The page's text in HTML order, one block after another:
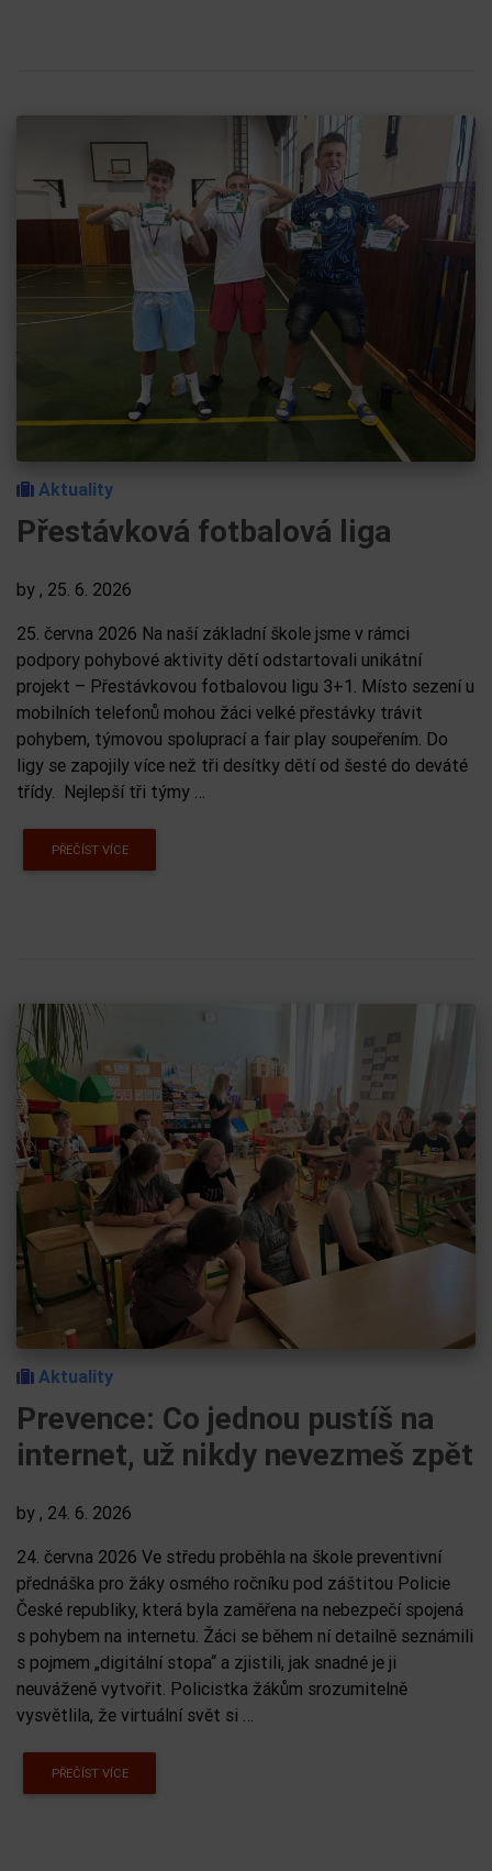
Aktuality
Přestávková fotbalová liga
by , 25. 6. 2026
25. června 2026 Na naší základní škole jsme v rámci
podpory pohybové aktivity dětí odstartovali unikátní
projekt – Přestávkovou fotbalovou ligu 3+1. Místo sezení u
mobilních telefonů mohou žáci velké přestávky trávit
pohybem, týmovou spoluprací a fair play soupeřením. Do
ligy se zapojily více než tři desítky dětí od šesté do deváté
třídy. Nejlepší tři týmy …
PŘEČÍST VÍCE
Aktuality
Prevence: Co jednou pustíš na
internet, už nikdy nevezmeš zpět
by , 24. 6. 2026
24. června 2026 Ve středu proběhla na škole preventivní
přednáška pro žáky osmého ročníku pod záštitou Policie
České republiky, která byla zaměřena na nebezpečí spojená
s pohybem na internetu. Žáci se během ní detailně seznámili
s pojmem „digitální stopa“ a zjistili, jak snadné je ji
neuváženě vytvořit. Policistka žákům srozumitelně
vysvětlila, že virtuální svět si …
PŘEČÍST VÍCE